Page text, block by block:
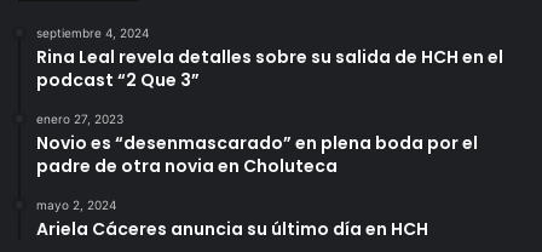
septiembre 4, 2024
Rina Leal revela detalles sobre su salida de HCH en el
podcast “2 Que 3”
enero 27, 2023
Novio es “desenmascarado” en plena boda por el
padre de otra novia en Choluteca
mayo 2, 2024
Ariela Cáceres anuncia su último día en HCH